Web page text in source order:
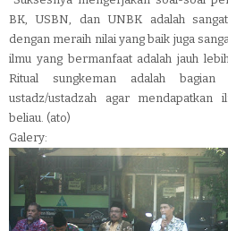
BK, USBN, dan UNBK adalah
dengan meraih nilai yang baik juga
ilmu yang bermanfaat adalah jauh
Ritual sungkeman adalah
ustadz/ustadzah agar mendapatkan
beliau. (ato)
Galery: